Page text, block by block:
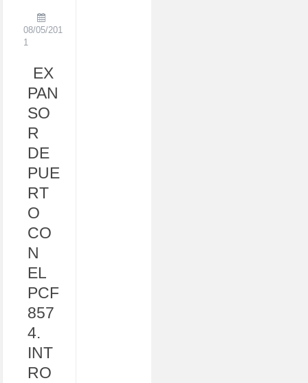
08/05/201
1
EX
PAN
SO
R
DE
PUE
RT
O
CO
N
EL
PCF
857
4.
INT
RO